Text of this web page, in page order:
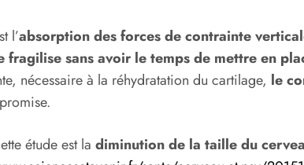
l’absorption des forces de contrainte
fragilise sans avoir le temps de mettre en
nécessaire à la réhydratation du cartilage, le
étude est la diminution de la taille du